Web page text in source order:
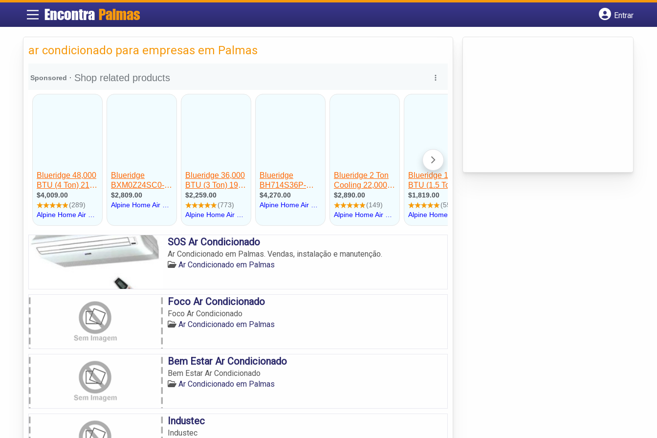
Encontra Palmas
Entrar
ar condicionado para empresas em Palmas
SOS Ar Condicionado
Ar Condicionado em Palmas. Vendas, instalação e manutenção.
Ar Condicionado em Palmas
Foco Ar Condicionado
Foco Ar Condicionado
Ar Condicionado em Palmas
Bem Estar Ar Condicionado
Bem Estar Ar Condicionado
Ar Condicionado em Palmas
Industec
Industec